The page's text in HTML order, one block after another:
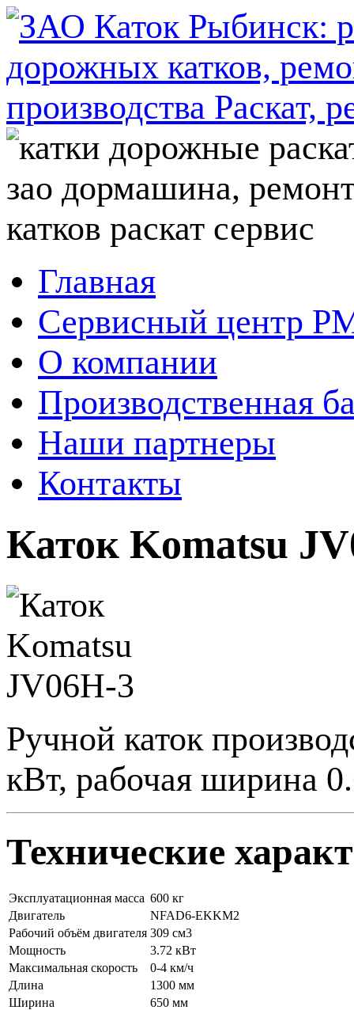
Главная
Сервисный центр
О компании
Производственная
Наши партнеры
Контакты
Каток Komatsu
Ручной каток
кВт, рабочая ширина
Технические
Эксплуатационная масса 600 кг
Двигатель
NFAD6-EKKM2
Рабочий объём двигателя 309 см3
Мощность
3.72 кВт
Максимальная скорость
0-4 км/ч
Длина
1300 мм
Ширина
650 мм